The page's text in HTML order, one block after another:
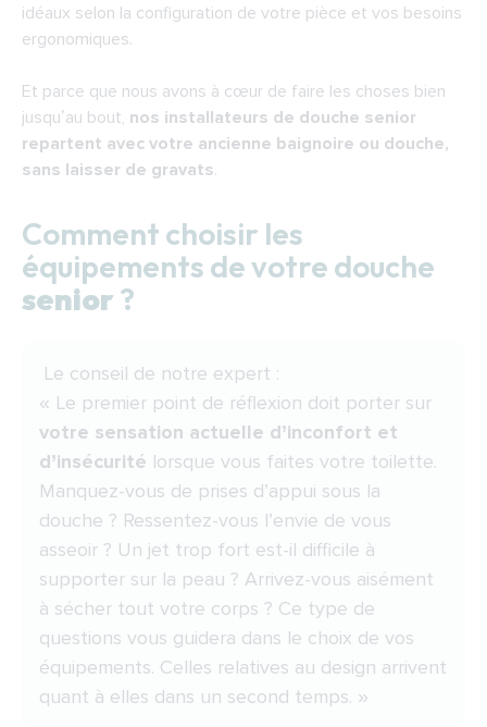
idéaux selon la configuration de votre pièce et vos besoins
ergonomiques.
Et parce que nous avons à cœur de faire les choses bien
jusqu’au bout, nos installateurs de douche senior
repartent avec votre ancienne baignoire ou douche,
sans laisser de gravats.
Comment choisir les
équipements de votre douche
senior ?
Le conseil de notre expert :
« Le premier point de réflexion doit porter sur
votre sensation actuelle d’inconfort et
d’insécurité lorsque vous faites votre toilette.
Manquez-vous de prises d’appui sous la
douche ? Ressentez-vous l’envie de vous
asseoir ? Un jet trop fort est-il difficile à
supporter sur la peau ? Arrivez-vous aisément
à sécher tout votre corps ? Ce type de
questions vous guidera dans le choix de vos
équipements. Celles relatives au design arrivent
quant à elles dans un second temps. »